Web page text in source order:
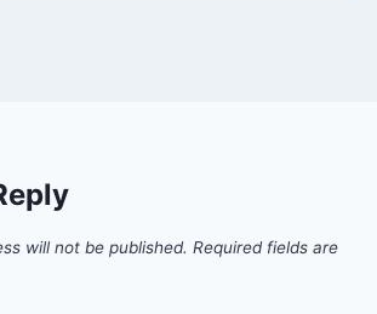
will not be published. Required fields are